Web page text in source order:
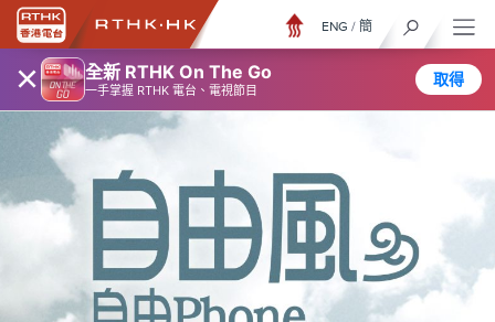
× 全新 RTHK On The Go
一手掌握 RTHK 電台、電視節目
取得
ENG / 簡